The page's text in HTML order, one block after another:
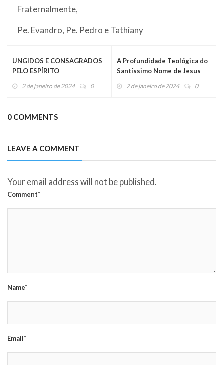
Fraternalmente,
Pe. Evandro, Pe. Pedro e Tathiany
UNGIDOS E CONSAGRADOS
PELO ESPÍRITO
2 de janeiro de 2024 0
A Profundidade Teológica do
Santíssimo Nome de Jesus
2 de janeiro de 2024 0
0 COMMENTS
LEAVE A COMMENT
Your email address will not be published.
Comment*
Name*
Email*